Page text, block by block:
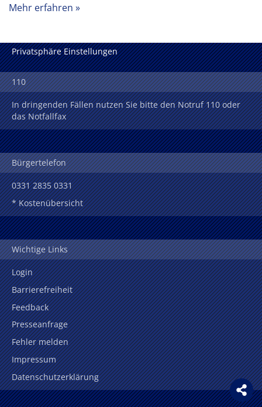
Mehr erfahren
Privatsphäre Einstellungen
110
In dringenden Fällen nutzen Sie bitte den Notruf 110 oder
das Notfallfax
Bürgertelefon
0331 2835 0331
* Kostenübersicht
Wichtige Links
Login
Barrierefreiheit
Feedback
Presseanfrage
Fehler melden
Impressum
Datenschutzerklärung